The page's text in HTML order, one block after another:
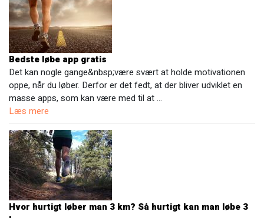
Bedste løbe app gratis
Det kan nogle gange&nbsp;være svært at holde motivationen
oppe, når du løber. Derfor er det fedt, at der bliver udviklet en
masse apps, som kan være med til at …
Læs mere
Hvor hurtigt løber man 3 km? Så hurtigt kan man løbe 3